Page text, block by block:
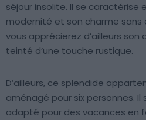
séjour insolite. Il se
modernité et son charme sans
vous apprécierez d’ailleurs
teinté d’une touche rustique.
D’ailleurs, ce splendide
aménagé pour six personnes.
adapté pour des vacances en